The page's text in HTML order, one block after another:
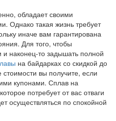
обладает своими
Однако такая жизнь требует
иначе вам гарантирована
Для того, чтобы
и наконец-то задышать полной
на байдарках со скидкой до
вы получите, если
купонами. Сплав на
потребует от вас отваги
осуществляться по спокойной